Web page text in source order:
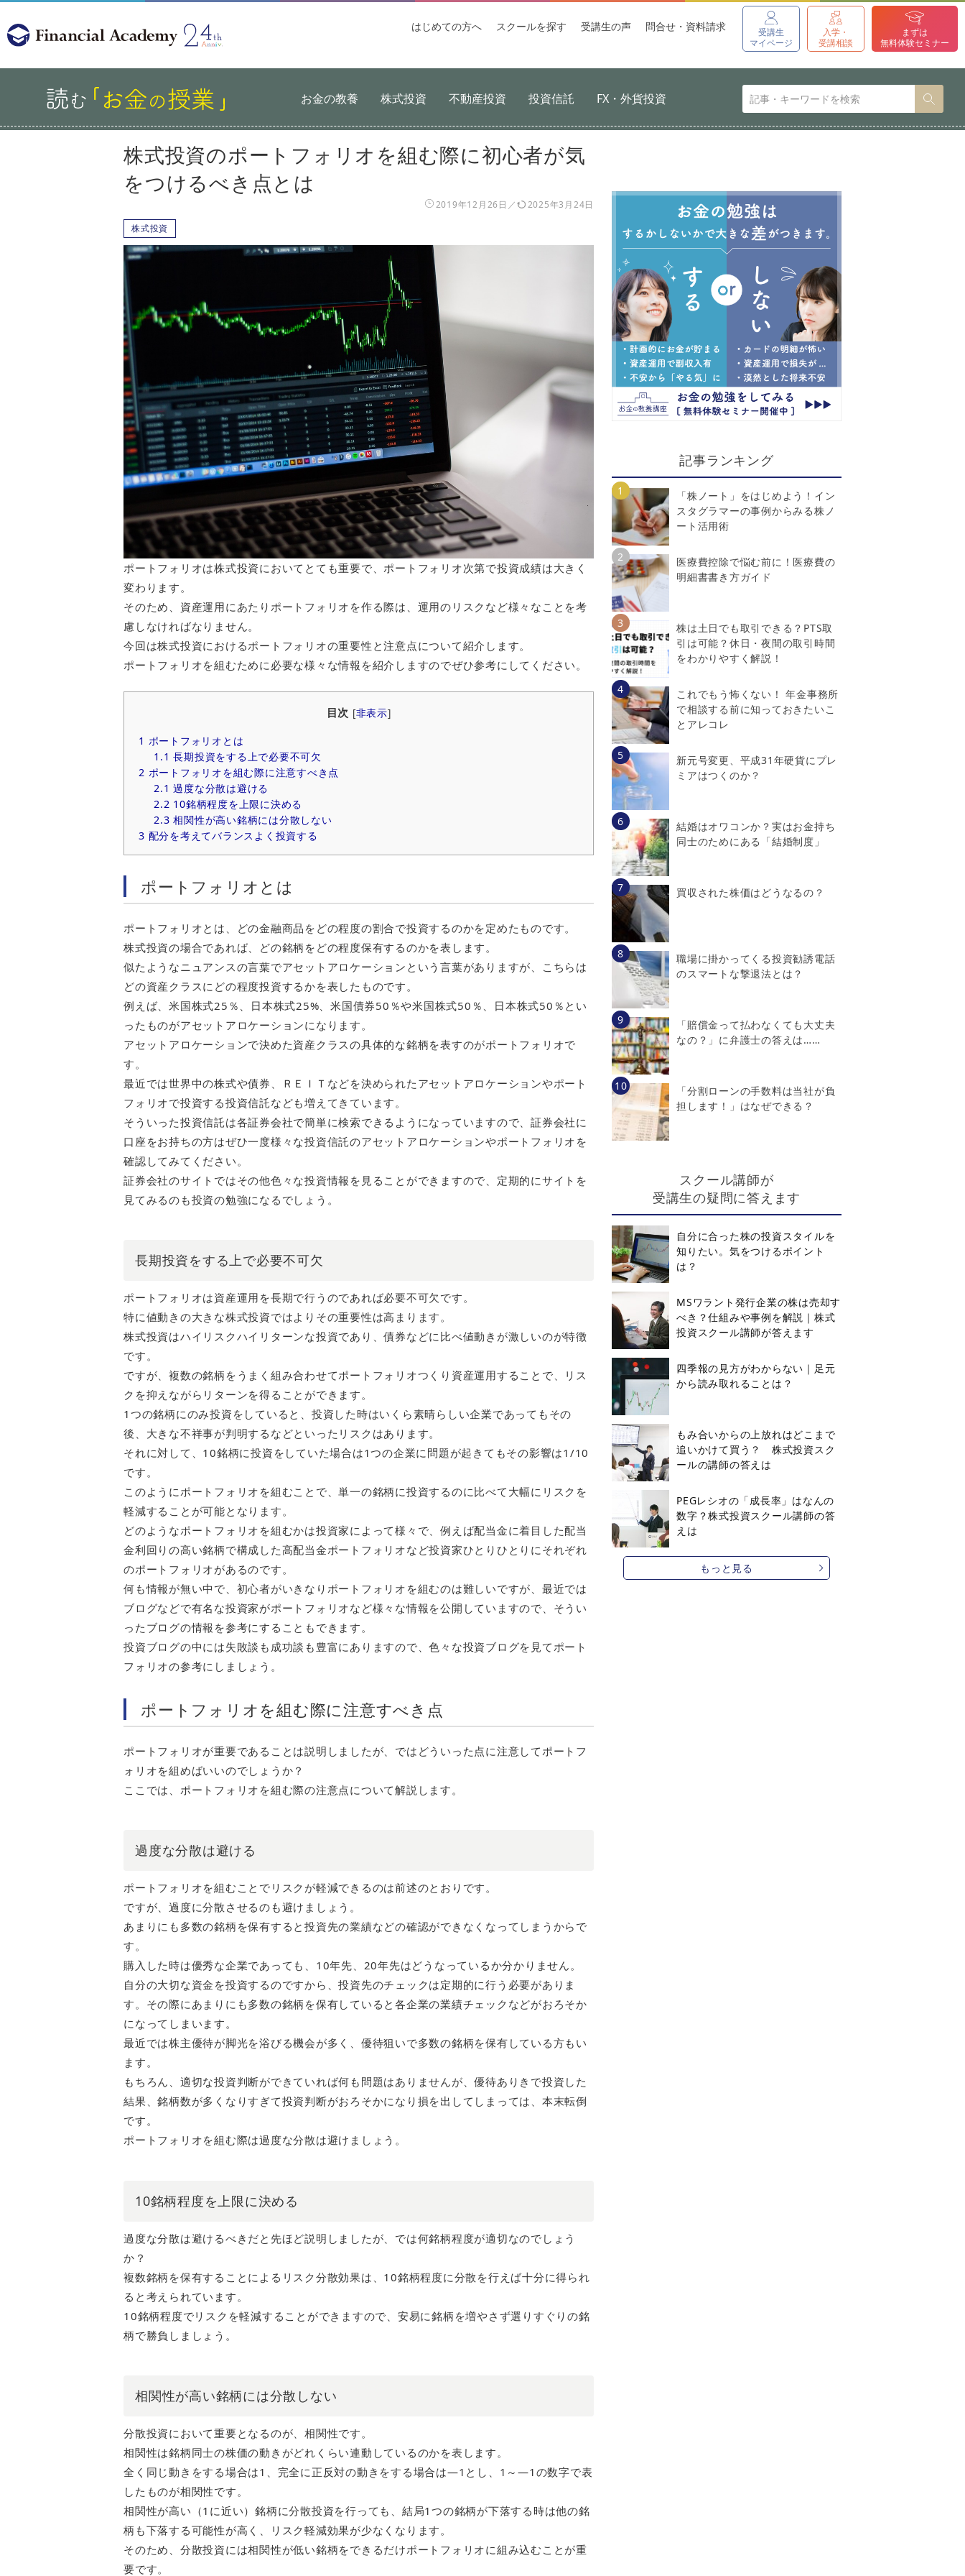
受講生
マイページ
入学・
受講相談
まずは
無料体験セミナー
はじめての方へ スクールを探す 受講生の声 問合せ・資料請求
お金の教養 株式投資 不動産投資 投資信託 FX・外貨投資
株式投資のポートフォリオを組む際に初心者が気
をつけるべき点とは
2019年12月26日
2025年3月24日
株式投資
ポートフォリオは株式投資においてとても重要で、ポートフォリオ次第で投資成績は大きく
変わります。
そのため、資産運用にあたりポートフォリオを作る際は、運用のリスクなど様々なことを考
慮しなければなりません。
今回は株式投資におけるポートフォリオの重要性と注意点について紹介します。
ポートフォリオを組むために必要な様々な情報を紹介しますのでぜひ参考にしてください。
目次 [非表示]
1 ポートフォリオとは
1.1 長期投資をする上で必要不可欠
2 ポートフォリオを組む際に注意すべき点
2.1 過度な分散は避ける
2.2 10銘柄程度を上限に決める
2.3 相関性が高い銘柄には分散しない
3 配分を考えてバランスよく投資する
ポートフォリオとは
ポートフォリオとは、どの金融商品をどの程度の割合で投資するのかを定めたものです。
株式投資の場合であれば、どの銘柄をどの程度保有するのかを表します。
似たようなニュアンスの言葉でアセットアロケーションという言葉がありますが、こちらは
どの資産クラスにどの程度投資するかを表したものです。
例えば、米国株式25％、日本株式25%、米国債券50％や米国株式50％、日本株式50％とい
ったものがアセットアロケーションになります。
アセットアロケーションで決めた資産クラスの具体的な銘柄を表すのがポートフォリオで
す。
最近では世界中の株式や債券、ＲＥＩＴなどを決められたアセットアロケーションやポート
フォリオで投資する投資信託なども増えてきています。
そういった投資信託は各証券会社で簡単に検索できるようになっていますので、証券会社に
口座をお持ちの方はぜひ一度様々な投資信託のアセットアロケーションやポートフォリオを
確認してみてください。
証券会社のサイトではその他色々な投資情報を見ることができますので、定期的にサイトを
見てみるのも投資の勉強になるでしょう。
長期投資をする上で必要不可欠
ポートフォリオは資産運用を長期で行うのであれば必要不可欠です。
特に値動きの大きな株式投資ではよりその重要性は高まります。
株式投資はハイリスクハイリターンな投資であり、債券などに比べ値動きが激しいのが特徴
です。
ですが、複数の銘柄をうまく組み合わせてポートフォリオつくり資産運用することで、リス
クを抑えながらリターンを得ることができます。
1つの銘柄にのみ投資をしていると、投資した時はいくら素晴らしい企業であってもその
後、大きな不祥事が判明するなどといったリスクはあります。
それに対して、10銘柄に投資をしていた場合は1つの企業に問題が起きてもその影響は1/10
です。
このようにポートフォリオを組むことで、単一の銘柄に投資するのに比べて大幅にリスクを
軽減することが可能となります。
どのようなポートフォリオを組むかは投資家によって様々で、例えば配当金に着目した配当
金利回りの高い銘柄で構成した高配当金ポートフォリオなど投資家ひとりひとりにそれぞれ
のポートフォリオがあるのです。
何も情報が無い中で、初心者がいきなりポートフォリオを組むのは難しいですが、最近では
ブログなどで有名な投資家がポートフォリオなど様々な情報を公開していますので、そうい
ったブログの情報を参考にすることもできます。
投資ブログの中には失敗談も成功談も豊富にありますので、色々な投資ブログを見てポート
フォリオの参考にしましょう。
ポートフォリオを組む際に注意すべき点
ポートフォリオが重要であることは説明しましたが、ではどういった点に注意してポートフ
ォリオを組めばいいのでしょうか？
ここでは、ポートフォリオを組む際の注意点について解説します。
過度な分散は避ける
ポートフォリオを組むことでリスクが軽減できるのは前述のとおりです。
ですが、過度に分散させるのも避けましょう。
あまりにも多数の銘柄を保有すると投資先の業績などの確認ができなくなってしまうからで
す。
購入した時は優秀な企業であっても、10年先、20年先はどうなっているか分かりません。
自分の大切な資金を投資するのですから、投資先のチェックは定期的に行う必要がありま
す。その際にあまりにも多数の銘柄を保有していると各企業の業績チェックなどがおろそか
になってしまいます。
最近では株主優待が脚光を浴びる機会が多く、優待狙いで多数の銘柄を保有している方もい
ます。
もちろん、適切な投資判断ができていれば何も問題はありませんが、優待ありきで投資した
結果、銘柄数が多くなりすぎて投資判断がおろそかになり損を出してしまっては、本末転倒
です。
ポートフォリオを組む際は過度な分散は避けましょう。
10銘柄程度を上限に決める
過度な分散は避けるべきだと先ほど説明しましたが、では何銘柄程度が適切なのでしょう
か？
複数銘柄を保有することによるリスク分散効果は、10銘柄程度に分散を行えば十分に得られ
ると考えられています。
10銘柄程度でリスクを軽減することができますので、安易に銘柄を増やさず選りすぐりの銘
柄で勝負しましょう。
相関性が高い銘柄には分散しない
分散投資において重要となるのが、相関性です。
相関性は銘柄同士の株価の動きがどれくらい連動しているのかを表します。
全く同じ動きをする場合は1、完全に正反対の動きをする場合は―1とし、1～―1の数字で表
したものが相関性です。
相関性が高い（1に近い）銘柄に分散投資を行っても、結局1つの銘柄が下落する時は他の銘
柄も下落する可能性が高く、リスク軽減効果が少なくなります。
そのため、分散投資には相関性が低い銘柄をできるだけポートフォリオに組み込むことが重
要です。
記事ランキング
「株ノート」をはじめよう！イン
スタグラマーの事例からみる株ノ
ート活用術
医療費控除で悩む前に！医療費の
明細書書き方ガイド
株は土日でも取引できる？PTS取
引は可能？休日・夜間の取引時間
をわかりやすく解説！
これでもう怖くない！ 年金事務所
で相談する前に知っておきたいこ
とアレコレ
新元号変更、平成31年硬貨にプレ
ミアはつくのか？
結婚はオワコンか？実はお金持ち
同士のためにある「結婚制度」
買収された株価はどうなるの？
職場に掛かってくる投資勧誘電話
のスマートな撃退法とは？
「賠償金って払わなくても大丈夫
なの？」に弁護士の答えは……
「分割ローンの手数料は当社が負
担します！」はなぜできる？
スクール講師が
受講生の疑問に答えます
自分に合った株の投資スタイルを
知りたい。気をつけるポイント
は？
MSワラント発行企業の株は売却す
べき？仕組みや事例を解説｜株式
投資スクール講師が答えます
四季報の見方がわからない｜足元
から読み取れることは？
もみ合いからの上放れはどこまで
追いかけて買う？ 株式投資スク
ールの講師の答えは
PEGレシオの「成長率」はなんの
数字？株式投資スクール講師の答
えは
もっと見る